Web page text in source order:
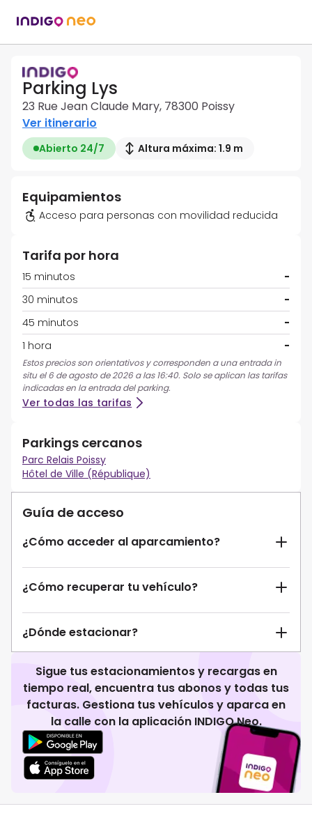
Parking Lys
23 Rue Jean Claude Mary, 78300 Poissy
Ver itinerario
Abierto 24/7 Altura máxima: 1.9 m
Equipamientos
Acceso para personas con movilidad reducida
Tarifa por hora
15 minutos
-
30 minutos
-
45 minutos
-
1 hora
-
Estos precios son orientativos y corresponden a una entrada in
situ el 6 de agosto de 2026 a las 16:40. Solo se aplican las tarifas
indicadas en la entrada del parking.
Ver todas las tarifas
Parkings cercanos
Parc Relais Poissy
Hôtel de Ville (République)
Guía de acceso
¿Cómo acceder al aparcamiento?
¿Cómo recuperar tu vehículo?
¿Dónde estacionar?
Sigue tus estacionamientos y recargas en
tiempo real, encuentra tus abonos y todas tus
facturas. Gestiona tus vehículos y aparca en
la calle con la aplicación INDIGO Neo.